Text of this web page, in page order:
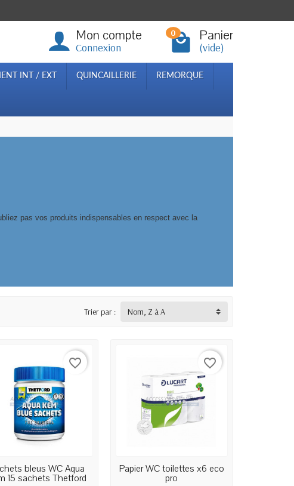
Mon compte
Connexion
0 Panier
(vide)
INT / EXT QUINCAILLERIE REMORQUE
pas vos produits indispensables en respect avec la
Trier par : Nom, Z à A
EN STOCK MAGASIN
favorite_border
bleus WC Aqua
15 sachets Thetford
EN STOCK MAGASIN
favorite_border
Papier WC toilettes x6 eco
pro